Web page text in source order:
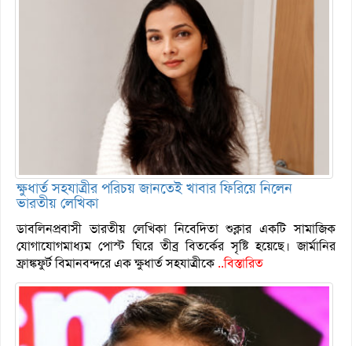
ক্ষুধার্ত সহযাত্রীর পরিচয় জানতেই খাবার ফিরিয়ে নিলেন
ভারতীয় লেখিকা
ডাবলিনপ্রবাসী ভারতীয় লেখিকা নিবেদিতা শুক্লার একটি সামাজিক
যোগাযোগমাধ্যম পোস্ট ঘিরে তীব্র বিতর্কের সৃষ্টি হয়েছে। জার্মানির
ফ্রাঙ্কফুর্ট বিমানবন্দরে এক ক্ষুধার্ত সহযাত্রীকে..বিস্তারিত